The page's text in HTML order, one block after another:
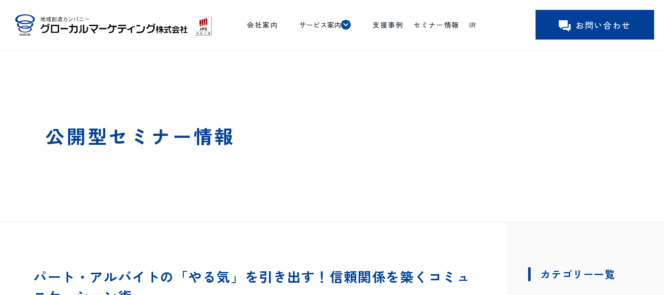
会社案内 サービス案内 支援事例 セミナー情報 IR お問い合わせ
公開型セミナー情報
パート・アルバイトの「やる気」を引き出す！信頼関係を築くコミュ
カテゴリー一覧